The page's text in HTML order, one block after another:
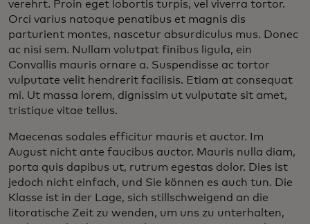
verehrt. Proin eget lobortis turpis, vel viverra tortor.
Orci varius natoque penatibus et magnis dis
parturient montes, nascetur absurdiculus mus. Donec
ac nisi sem. Nullam volutpat finibus ligula, ein
Convallis mauris ornare a. Suspendisse ac tortor
vulputate velit hendrerit facilisis. Etiam at consequat
mi. Ut massa lorem, dignissim ut vulputate sit amet,
tristique vitae tellus.
Maecenas sodales efficitur mauris et auctor. Im
August nicht ante faucibus auctor. Mauris nulla diam,
porta quis dapibus ut, rutrum egestas dolor. Dies ist
jedoch nicht einfach, und Sie können es auch tun. Die
Klasse ist in der Lage, sich stillschweigend an die
litoratische Zeit zu wenden, um uns zu unterhalten,